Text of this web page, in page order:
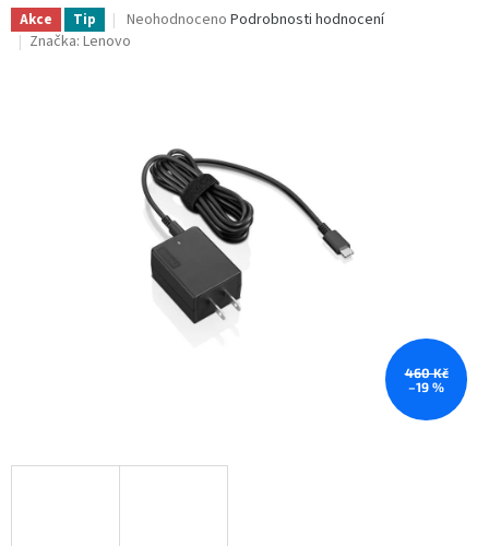
Akce Tip
Průměrné
hodnocení
hvězdiček.
Neohodnoceno Podrobnosti hodnocení
Značka: Lenovo
460 Kč
–19 %